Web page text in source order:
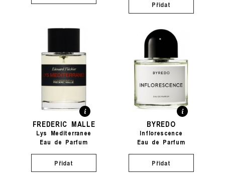
Přidat
FREDERIC MALLE
Lys Mediterranee
Eau de Parfum
Přidat
BYREDO
Inflorescence
Eau de Parfum
Přidat